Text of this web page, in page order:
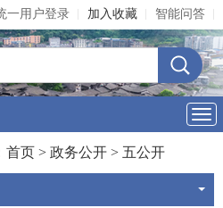
一用户登录 加入收藏 智能问答
导
航
首页 > 政务公开 > 五公开